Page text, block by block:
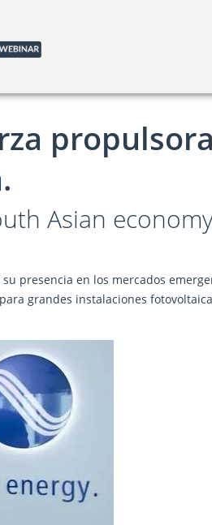
Asian
presencia en los mercados
grandes instalaciones